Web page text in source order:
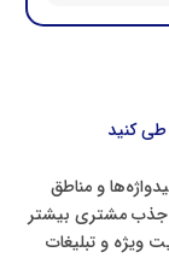
طی کنید
و مناطق
جذب مشتری بیشتر
ویژه و تبلیغات